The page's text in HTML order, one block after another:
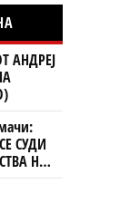
АНДРЕЈ
СУДИ
НА